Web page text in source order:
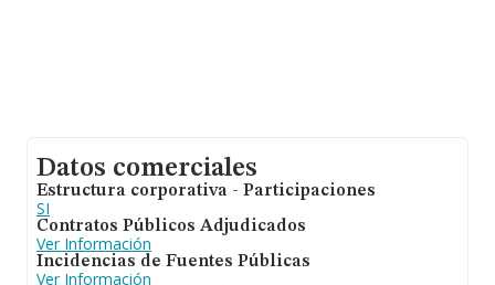
Datos comerciales
Estructura corporativa - Participaciones
SI
Contratos Públicos Adjudicados
Ver Información
Incidencias de Fuentes Públicas
Ver Información